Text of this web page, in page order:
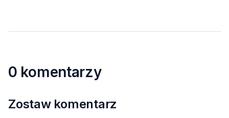
0 komentarzy
Zostaw komentarz